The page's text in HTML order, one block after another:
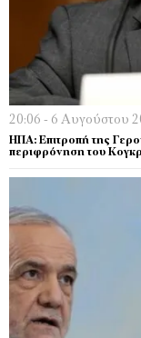
20:06 - 6 Αυγούστου
ΗΠΑ: Επιτροπή της
περιφρόνηση του